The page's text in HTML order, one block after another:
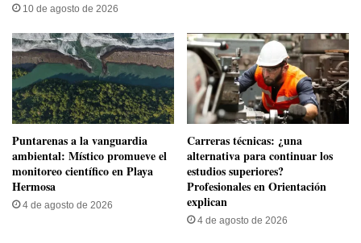
10 de agosto de 2026
​Puntarenas a la vanguardia
ambiental: Místico promueve el
monitoreo científico en Playa
Hermosa
4 de agosto de 2026
Carreras técnicas: ¿una
alternativa para continuar los
estudios superiores?
Profesionales en Orientación
explican
4 de agosto de 2026